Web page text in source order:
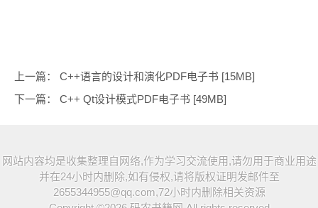
上一篇： C++语言的设计和演化PDF电子书 [15MB]
下一篇： C++ Qt设计模式PDF电子书 [49MB]
网站内容均是收集整理自网络,作为学习交流使用,请勿用于商业用途
并在24小时内删除,如有侵权,请将版权证明发邮件至
2655344955@qq.com,72小时内删除相关资源